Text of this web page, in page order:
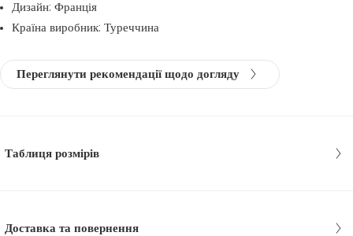
Дизайн: Франція
Країна виробник: Туреччина
Переглянути рекомендації щодо догляду
Таблиця розмірів
Доставка та повернення